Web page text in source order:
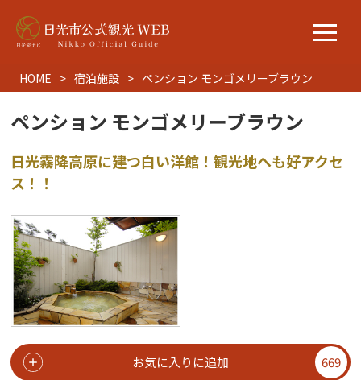
HOME 宿泊施設 ペンション モンゴメリーブラウン
ペンション モンゴメリーブラウン
日光霧降高原に建つ白い洋館！観光地へも好アクセ
ス！！
お気に入りに追加 669